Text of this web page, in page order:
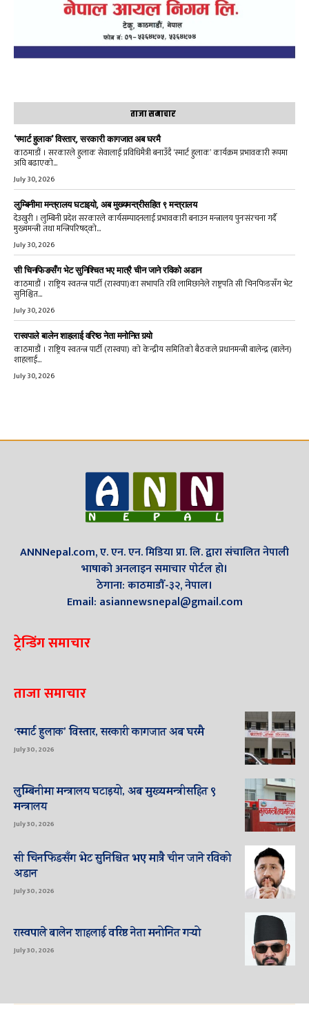
ताजा समाचार
‘स्मार्ट हुलाक’ विस्तार, सरकारी कागजात अब घरमै
काठमाडौं । सरकारले हुलाक सेवालाई प्रविधिमैत्री बनाउँदै ‘स्मार्ट हुलाक’ कार्यक्रम प्रभावकारी रूपमा
अघि बढाएको...
July 30, 2026
लुम्बिनीमा मन्त्रालय घटाइयो, अब मुख्यमन्त्रीसहित ९ मन्त्रालय
देउखुरी । लुम्बिनी प्रदेश सरकारले कार्यसम्पादनलाई प्रभावकारी बनाउन मन्त्रालय पुनःसंरचना गर्दै
मुख्यमन्त्री तथा मन्त्रिपरिषद्को...
July 30, 2026
सी चिनफिङसँग भेट सुनिश्चित भए मात्रै चीन जाने रविको अडान
काठमाडौं । राष्ट्रिय स्वतन्त्र पार्टी (रास्वपा)का सभापति रवि लामिछानेले राष्ट्रपति सी चिनफिङसँग भेट
सुनिश्चित...
July 30, 2026
रास्वपाले बालेन शाहलाई वरिष्ठ नेता मनोनित गर्‍यो
काठमाडौं । राष्ट्रिय स्वतन्त्र पार्टी (रास्वपा) को केन्द्रीय समितिको बैठकले प्रधानमन्त्री बालेन्द्र (बालेन)
शाहलाई...
July 30, 2026
ANNNepal.com, ए. एन. एन. मिडिया प्रा. लि. द्वारा संचालित नेपाली
भाषाको अनलाइन समाचार पोर्टल हो।
ठेगाना: काठमाडौँ-३२, नेपाल।
Email: asiannewsnepal@gmail.com
ट्रेन्डिंग समाचार
ताजा समाचार
‘स्मार्ट हुलाक’ विस्तार, सरकारी कागजात अब घरमै
July 30, 2026
लुम्बिनीमा मन्त्रालय घटाइयो, अब मुख्यमन्त्रीसहित ९
मन्त्रालय
July 30, 2026
सी चिनफिङसँग भेट सुनिश्चित भए मात्रै चीन जाने रविको
अडान
July 30, 2026
रास्वपाले बालेन शाहलाई वरिष्ठ नेता मनोनित गर्‍यो
July 30, 2026